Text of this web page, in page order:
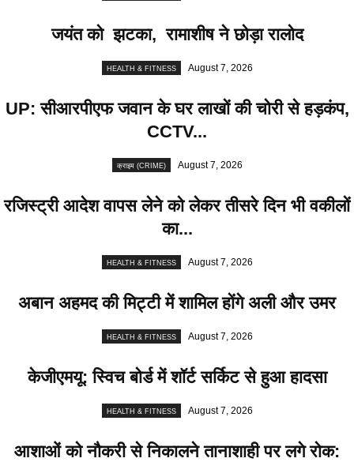
जयंत को झटका, रामाशीष ने छोड़ा रालोद
HEALTH & FITNESS August 7, 2026
UP: सीआरपीएफ जवान के घर लाखों की चोरी से हड़कंप,
CCTV...
क्राइम (CRIME) August 7, 2026
रजिस्ट्री आदेश वापस लेने को लेकर तीसरे दिन भी वकीलों
का...
HEALTH & FITNESS August 7, 2026
अबान अहमद की मिट्टी में शामिल होंगे अली और उमर
HEALTH & FITNESS August 7, 2026
केजीएमयू: स्विच बोर्ड में शॉर्ट सर्किट से हुआ हादसा
HEALTH & FITNESS August 7, 2026
आशाओं को नौकरी से निकालने तानाशाही पर लगे रोक: